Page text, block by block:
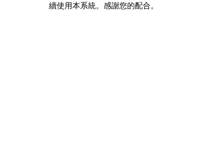
續使用本系統。感謝您的配合。